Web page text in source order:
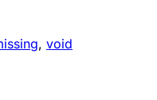
, void